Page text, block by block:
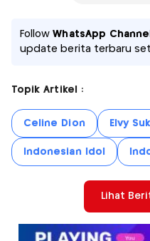
FollowWhatsApp
update berita terbaru
Topik Artikel :
Celine Dion Elvy
Indonesian Idol
Lihat